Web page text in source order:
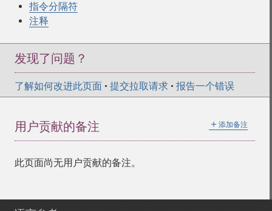
指令分隔符
注释
发现了问题？
了解如何改进此页面 • 提交拉取请求 • 报告一个错误
＋ 添加备注
用户贡献的备注
此页面尚无用户贡献的备注。